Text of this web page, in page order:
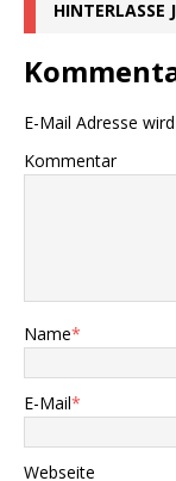
HINTERLASSE
E-Mail Adresse
Kommentar
Name*
E-Mail*
Webseite